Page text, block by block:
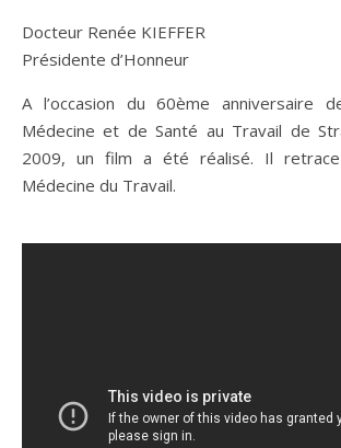
Docteur Renée KIEFFER
Présidente d’Honneur
A l’occasion du 60ème anniversaire
Médecine et de Santé au Travail de
2009, un film a été réalisé. Il
Médecine du Travail.